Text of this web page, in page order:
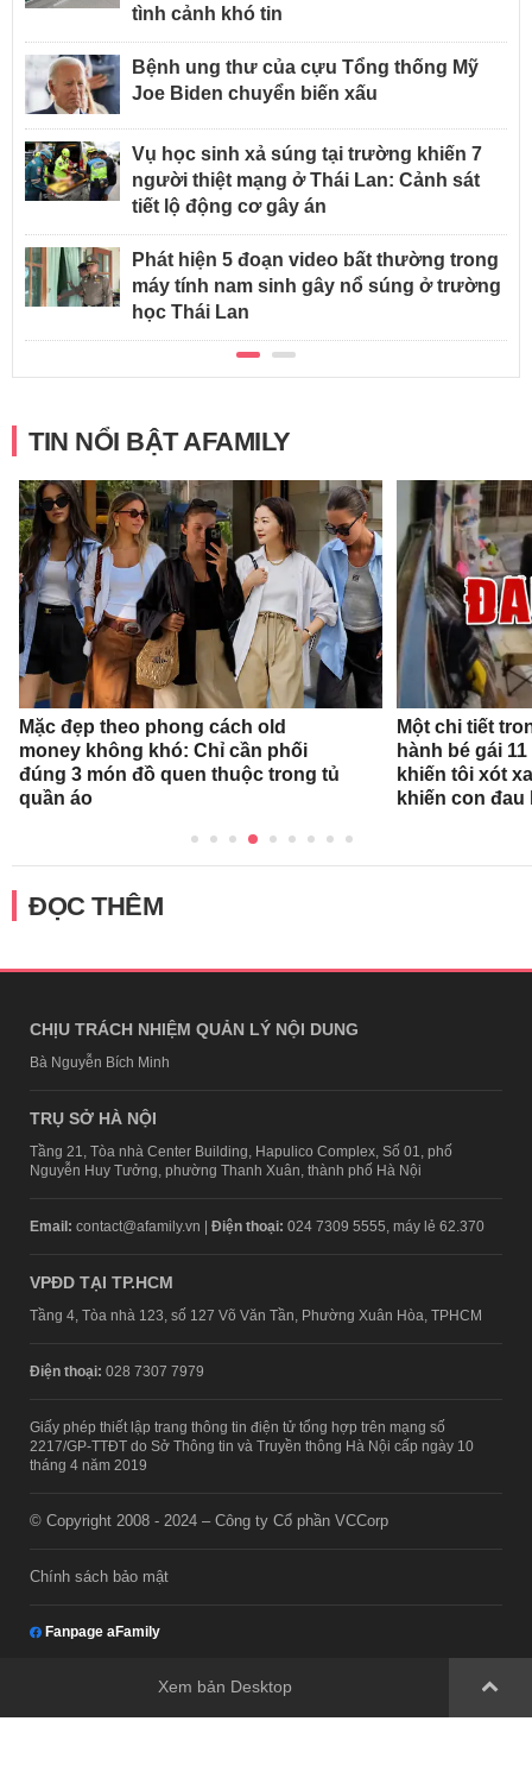
tình cảnh khó tin
Bệnh ung thư của cựu Tổng thống Mỹ
Joe Biden chuyển biến xấu
Vụ học sinh xả súng tại trường khiến 7
người thiệt mạng ở Thái Lan: Cảnh sát
tiết lộ động cơ gây án
Phát hiện 5 đoạn video bất thường trong
máy tính nam sinh gây nổ súng ở trường
học Thái Lan
TIN NỔI BẬT AFAMILY
Mặc đẹp theo phong cách old
money không khó: Chỉ cần phối
đúng 3 món đồ quen thuộc trong tủ
quần áo
Một chi tiết
hành bé gái
khiến tôi xót
khiến con đau
ĐỌC THÊM
CHỊU TRÁCH NHIỆM QUẢN LÝ NỘI DUNG
Bà Nguyễn Bích Minh
TRỤ SỞ HÀ NỘI
Tầng 21, Tòa nhà Center Building, Hapulico Complex, Số 01, phố
Nguyễn Huy Tưởng, phường Thanh Xuân, thành phố Hà Nội
Email: contact@afamily.vn | Điện thoại: 024 7309 5555, máy lẻ 62.370
VPĐD TẠI TP.HCM
Tầng 4, Tòa nhà 123, số 127 Võ Văn Tần, Phường Xuân Hòa, TPHCM
Điện thoại: 028 7307 7979
Giấy phép thiết lập trang thông tin điện tử tổng hợp trên mạng số
2217/GP-TTĐT do Sở Thông tin và Truyền thông Hà Nội cấp ngày 10
tháng 4 năm 2019
© Copyright 2008 - 2024 – Công ty Cổ phần VCCorp
Chính sách bảo mật
Fanpage aFamily
Xem bản Desktop